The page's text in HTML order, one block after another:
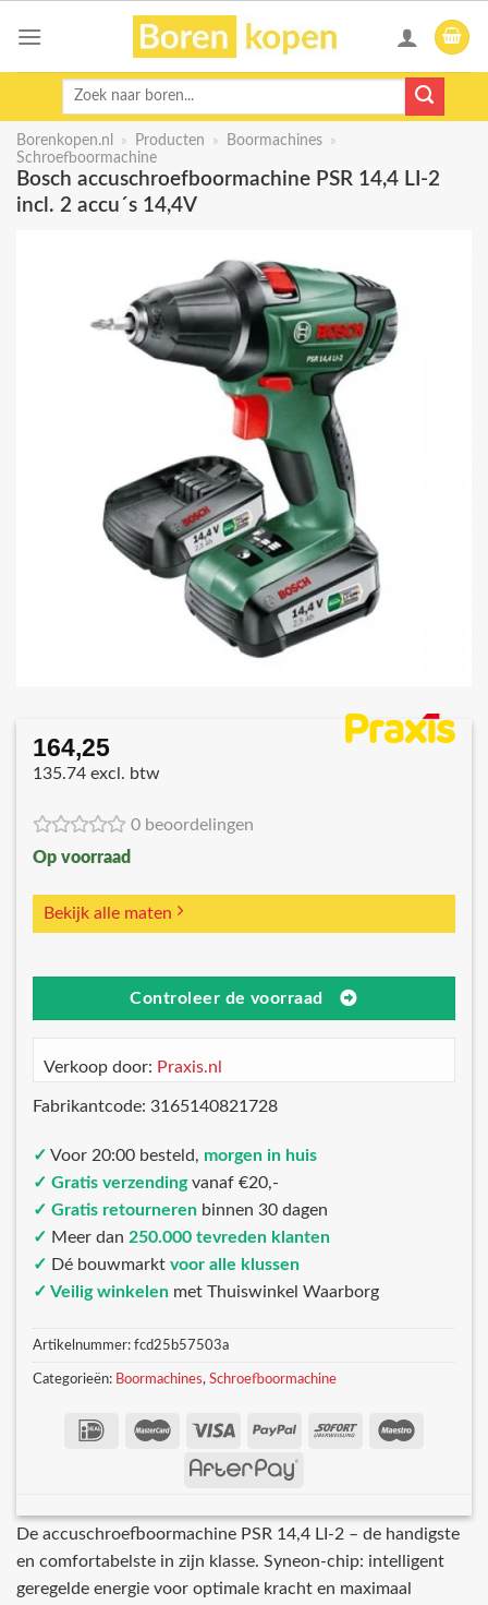
Zoeken
Borenkopen.nl » Producten » Boormachines »
Schroefboormachine
Bosch accuschroefboormachine PSR 14,4 LI-2
incl. 2 accu´s 14,4V
164,25
135.74 excl. btw
0 beoordelingen
Op voorraad
Bekijk alle maten
Controleer de voorraad
Verkoop door: Praxis.nl
Fabrikantcode: 3165140821728
✓ Voor 20:00 besteld, morgen in huis
✓ Gratis verzendingvanaf €20,-
✓ Gratis retourneren binnen 30 dagen
✓ Meer dan 250.000 tevreden klanten
✓ Dé bouwmarkt voor alle klussen
✓ Veilig winkelen met Thuiswinkel Waarborg
Artikelnummer: fcd25b57503a
Categorieën: Boormachines, Schroefboormachine
De accuschroefboormachine PSR 14,4 LI-2 – de handigste
en comfortabelste in zijn klasse. Syneon-chip: intelligent
geregelde energie voor optimale kracht en maximaal